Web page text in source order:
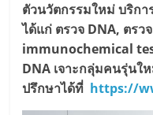
ตัวนวัตกรรมใหม่ บริก
ได้แก่ ตรวจ DNA, ตรว
immunochemical
DNA เจาะกลุ่มคนรุ่นใ
ปรึกษาได้ที่ https://